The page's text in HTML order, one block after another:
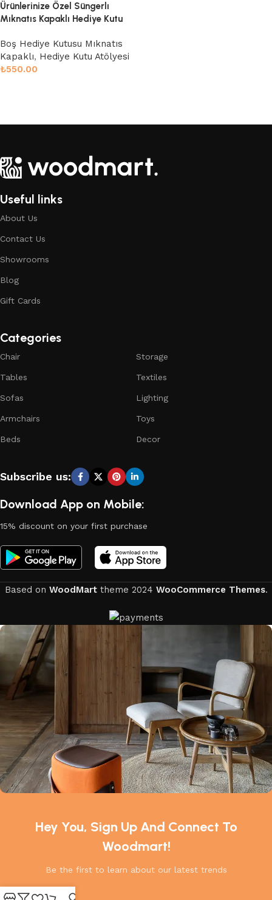
Ürünlerinize Özel Süngerlı
Mıknatıs Kapaklı Hediye Kutu
Boş Hediye Kutusu Mıknatıs
Kapaklı, Hediye Kutu Atölyesi
₺550.00
Useful links
About Us
Contact Us
Showrooms
Blog
Gift Cards
Categories
Chair
Tables
Sofas
Armchairs
Beds
Storage
Textiles
Lighting
Toys
Decor
Subscribe us:
Download App on Mobile:
15% discount on your first purchase
Based on WoodMarttheme 2024 WooCommerce Themes.
Hey You, Sign Up And Connect To
Woodmart!
Be the first to learn about our latest trends